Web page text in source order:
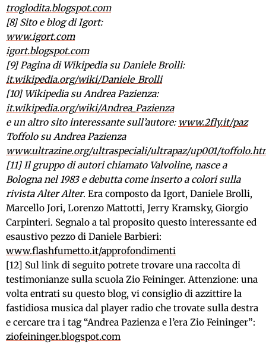
troglodita.blogspot.com
[8] Sito e blog di Igort:
www.igort.com
igort.blogspot.com
[9] Pagina di Wikipedia su Daniele Brolli:
it.wikipedia.org/wiki/Daniele_Brolli
[10] Wikipedia su Andrea Pazienza:
it.wikipedia.org/wiki/Andrea_Pazienza
e un altro sito interessante sull’autore: www.2fly.it/paz
Toffolo su Andrea Pazienza
www.ultrazine.org/ultraspeciali/ultrapaz/up001/
[11] Il gruppo di autori chiamato Valvoline, nasce a
Bologna nel 1983 e debutta come inserto a colori sulla
rivistaAlter Alter. Era composto da Igort, Daniele Brolli,
Marcello Jori, Lorenzo Mattotti, Jerry Kramsky, Giorgio
Carpinteri. Segnalo a tal proposito questo interessante ed
esaustivo pezzo di Daniele Barbieri:
www.flashfumetto.it/approfondimenti
[12] Sul link di seguito potrete trovare una raccolta di
testimonianze sulla scuola Zio Feininger. Attenzione: una
volta entrati su questo blog, vi consiglio di azzittire la
fastidiosa musica dal player radio che trovate sulla destra
e cercare tra i tag “Andrea Pazienza e l’era Zio Feininger”:
ziofeininger.blogspot.com